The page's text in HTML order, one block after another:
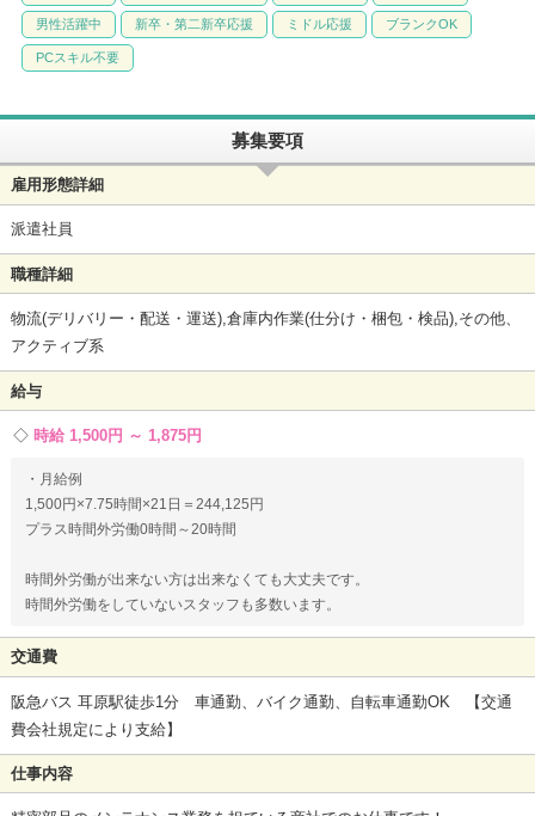
男性活躍中 新卒・第二新卒応援 ミドル応援 ブランクOK
PCスキル不要
募集要項
雇用形態詳細
派遣社員
職種詳細
物流(デリバリー・配送・運送),倉庫内作業(仕分け・梱包・検品),その他、
アクティブ系
給与
時給 1,500円 ～ 1,875円
・月給例
1,500円×7.75時間×21日＝244,125円
プラス時間外労働0時間～20時間
時間外労働が出来ない方は出来なくても大丈夫です。
時間外労働をしていないスタッフも多数います。
交通費
阪急バス 耳原駅徒歩1分 車通勤、バイク通勤、自転車通勤OK 【交通
費会社規定により支給】
仕事内容